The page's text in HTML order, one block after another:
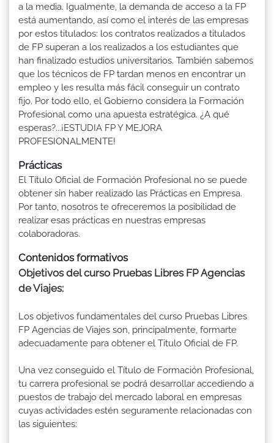
a la media. Igualmente, la demanda de acceso a la FP
está aumentando, así como el interés de las empresas
por estos titulados: los contratos realizados a titulados
de FP superan a los realizados a los estudiantes que
han finalizado estudios universitarios. También sabemos
que los técnicos de FP tardan menos en encontrar un
empleo y les resulta más fácil conseguir un contrato
fijo. Por todo ello, el Gobierno considera la Formación
Profesional como una apuesta estratégica. ¿A qué
esperas?...¡ESTUDIA FP Y MEJORA
PROFESIONALMENTE!
Prácticas
El Título Oficial de Formación Profesional no se puede
obtener sin haber realizado las Prácticas en Empresa.
Por tanto, nosotros te ofreceremos la posibilidad de
realizar esas prácticas en nuestras empresas
colaboradoras.
Contenidos formativos
Objetivos del curso Pruebas Libres FP Agencias
de Viajes:
Los objetivos fundamentales del curso Pruebas Libres
FP Agencias de Viajes son, principalmente, formarte
adecuadamente para obtener el Titulo Oficial de FP.
Una vez conseguido el Título de Formación Profesional,
tu carrera profesional se podrá desarrollar accediendo a
puestos de trabajo del mercado laboral en empresas
cuyas actividades estén seguramente relacionadas con
las siguientes: